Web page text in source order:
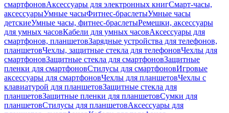
смартфоновАксессуары для электронных книгСмарт-часы,
аксессуарыУмные часыФитнес-браслетыУмные часы
детскиеУмные часы, фитнес-браслетыРемешки, аксессуары
для умных часовКабели для умных часовАксессуары для
смартфонов, планшетовЗарядные устройства для телефонов,
планшетовЧехлы, защитные стекла для телефоновЧехлы для
смартфоновЗащитные стекла для смартфоновЗащитные
пленки для смартфоновСтилусы для смартфоновИгровые
аксессуары для смартфоновЧехлы для планшетовЧехлы с
клавиатурой для планшетовЗащитные стекла для
планшетовЗащитные пленки для планшетовСумки для
планшетовСтилусы для планшетовАксессуары для